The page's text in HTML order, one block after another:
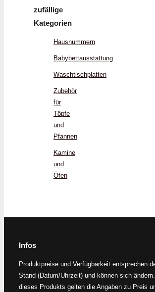
zufällige
Kategorien
Hausnummern
Babybettausstattung
Waschtischplatten
Zubehör
für
Töpfe
und
Pfannen
Kamine
und
Öfen
Infos
Produktpreise und Verfügbarkeit entsprechen
Stand (Datum/Uhrzeit) und können sich
dieses Produkts gelten die Angaben zu Preis